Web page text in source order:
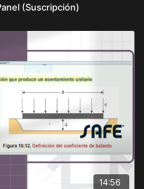
(Suscripción)
14:56